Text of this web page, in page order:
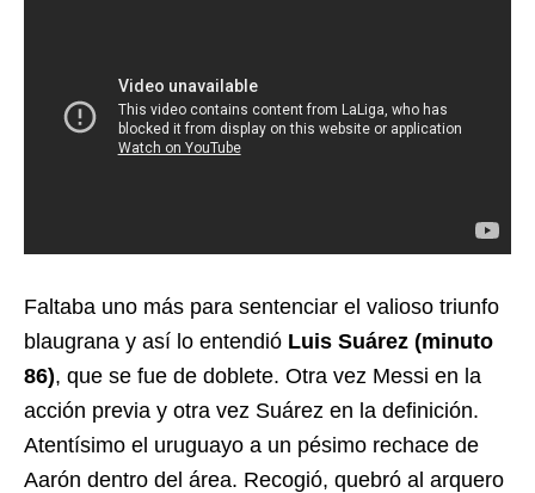
Faltaba uno más para sentenciar el valioso triunfo
blaugrana y así lo entendió Luis Suárez (minuto
86), que se fue de doblete. Otra vez Messi en la
acción previa y otra vez Suárez en la definición.
Atentísimo el uruguayo a un pésimo rechace de
Aarón dentro del área. Recogió, quebró al arquero